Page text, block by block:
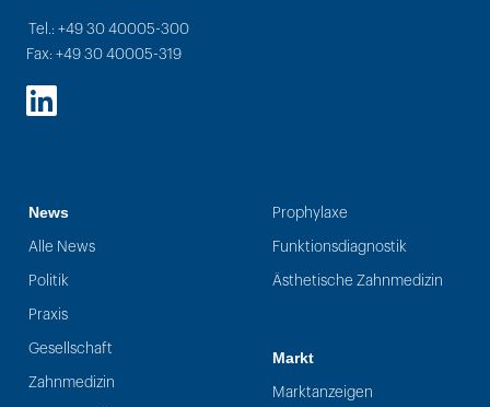
Tel.: +49 30 40005-300
Fax: +49 30 40005-319
LinkedIn
News
Alle News
Politik
Praxis
Gesellschaft
Zahnmedizin
Prophylaxe
Funktionsdiagnostik
Ästhetische Zahnmedizin
Markt
Marktanzeigen